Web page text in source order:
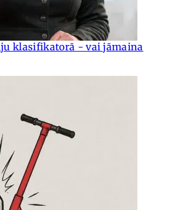
klasifikatorā - vai jāmaina